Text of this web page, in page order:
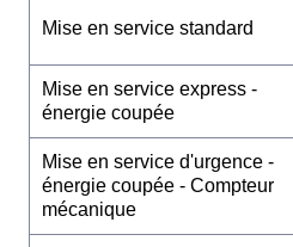
Mise en service standard
Mise en service express -
énergie coupée
Mise en service d'urgence -
énergie coupée - Compteur
mécanique